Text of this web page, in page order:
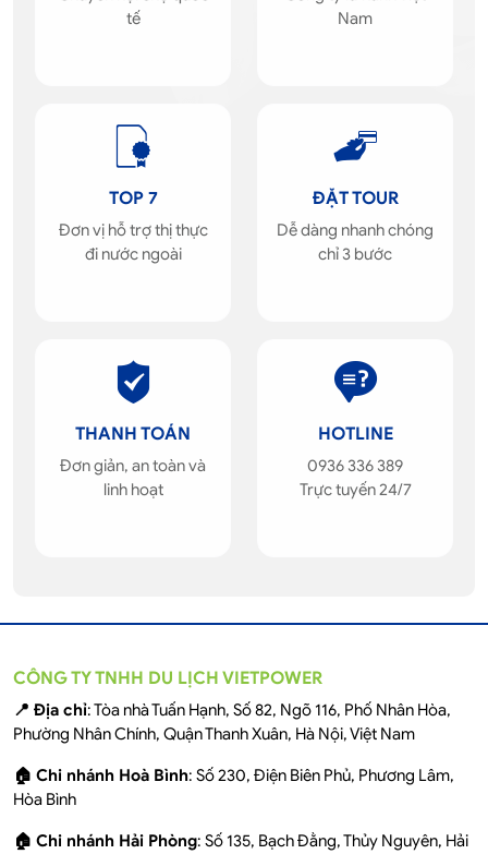
tế
Nam
TOP 7
Đơn vị hỗ trợ thị thực
đi nước ngoài
ĐẶT TOUR
Dễ dàng nhanh chóng
chỉ 3 bước
THANH TOÁN
Đơn giản, an toàn và
linh hoạt
HOTLINE
0936 336 389
Trực tuyến 24/7
CÔNG TY TNHH DU LỊCH VIETPOWER
📍 Địa chỉ: Tòa nhà Tuấn Hạnh, Số 82, Ngõ 116, Phố Nhân Hòa,
Phường Nhân Chính, Quận Thanh Xuân, Hà Nội, Việt Nam
🏠 Chi nhánh Hoà Bình: Số 230, Điện Biên Phủ, Phương Lâm,
Hòa Bình
🏠 Chi nhánh Hải Phòng: Số 135, Bạch Đằng, Thủy Nguyên, Hải